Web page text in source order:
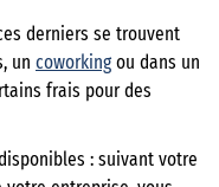
derniers se trouvent
un coworking ou dans un
frais pour des
: suivant votre